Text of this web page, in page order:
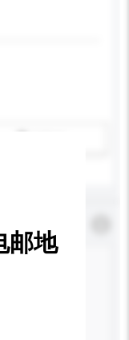
邮地